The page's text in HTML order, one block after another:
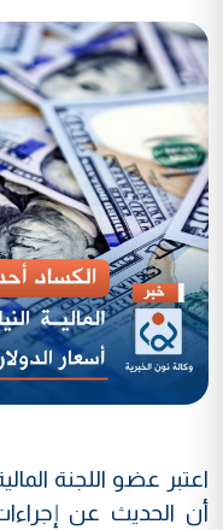
اعتبر عضو اللجنة
أن الحديث عن